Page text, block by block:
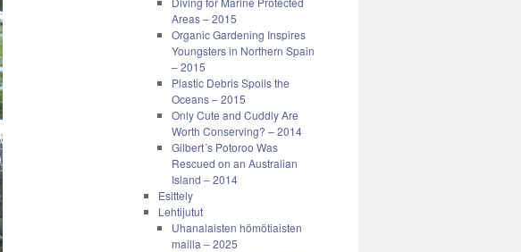
Areas – 2015
Organic Gardening Inspires
Youngsters in Northern Spain
– 2015
Plastic Debris Spoils the
Oceans – 2015
Only Cute and Cuddly Are
Worth Conserving? – 2014
Gilbert´s Potoroo Was
Rescued on an Australian
Island – 2014
Esittely
Lehtijutut
Uhanalaisten hömötiaisten
mailla – 2025